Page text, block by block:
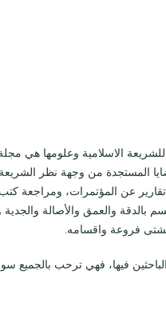
للشريعة الاسلامية وعلومها
المستجدة من وجهة نظر
عن المؤتمرات، ومراجعة
بالدقة والعمق والأصالة
فروعة واقسامه.
فيها، فهي ترحب بالجميع